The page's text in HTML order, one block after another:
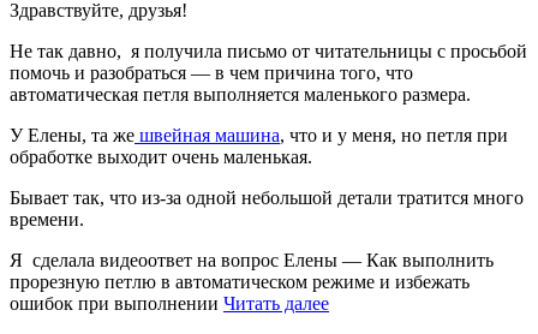
Здравствуйте, друзья!
Не так давно, я получила письмо от читательницы с просьбой
помочь и разобраться — в чем причина того, что
автоматическая петля выполняется маленького размера.
У Елены, та же швейная машина, что и у меня, но петля при
обработке выходит очень маленькая.
Бывает так, что из-за одной небольшой детали тратится много
времени.
Я сделала видеоответ на вопрос Елены — Как выполнить
прорезную петлю в автоматическом режиме и избежать
ошибок при выполнении Читать далее«Как